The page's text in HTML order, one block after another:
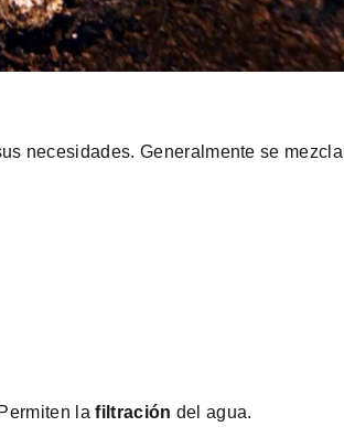
necesidades. Generalmente se
lafiltración del agua.